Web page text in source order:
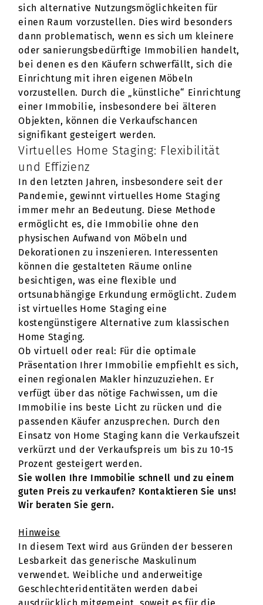
sich alternative Nutzungsmöglichkeiten für
einen Raum vorzustellen. Dies wird besonders
dann problematisch, wenn es sich um kleinere
oder sanierungsbedürftige Immobilien handelt,
bei denen es den Käufern schwerfällt, sich die
Einrichtung mit ihren eigenen Möbeln
vorzustellen. Durch die „künstliche“ Einrichtung
einer Immobilie, insbesondere bei älteren
Objekten, können die Verkaufschancen
signifikant gesteigert werden.
Virtuelles Home Staging: Flexibilität
und Effizienz
In den letzten Jahren, insbesondere seit der
Pandemie, gewinnt virtuelles Home Staging
immer mehr an Bedeutung. Diese Methode
ermöglicht es, die Immobilie ohne den
physischen Aufwand von Möbeln und
Dekorationen zu inszenieren. Interessenten
können die gestalteten Räume online
besichtigen, was eine flexible und
ortsunabhängige Erkundung ermöglicht. Zudem
ist virtuelles Home Staging eine
kostengünstigere Alternative zum klassischen
Home Staging.
Ob virtuell oder real: Für die optimale
Präsentation Ihrer Immobilie empfiehlt es sich,
einen regionalen Makler hinzuzuziehen. Er
verfügt über das nötige Fachwissen, um die
Immobilie ins beste Licht zu rücken und die
passenden Käufer anzusprechen. Durch den
Einsatz von Home Staging kann die Verkaufszeit
verkürzt und der Verkaufspreis um bis zu 10-15
Prozent gesteigert werden.
Sie wollen Ihre Immobilie schnell und zu einem
guten Preis zu verkaufen? Kontaktieren Sie uns!
Wir beraten Sie gern.
Hinweise
In diesem Text wird aus Gründen der besseren
Lesbarkeit das generische Maskulinum
verwendet. Weibliche und anderweitige
Geschlechteridentitäten werden dabei